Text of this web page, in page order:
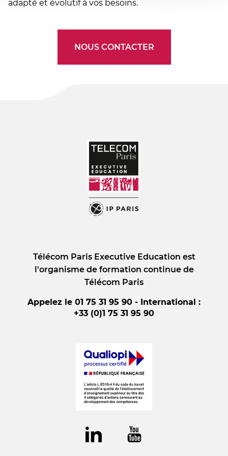
adapté et évolutif à vos besoins.
NOUS CONTACTER
Télécom Paris Executive Education est
l'organisme de formation continue de
Télécom Paris
Appelez le 01 75 31 95 90 - International :
+33 (0)1 75 31 95 90